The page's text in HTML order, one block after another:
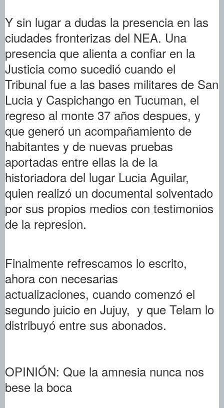
Y sin lugar a dudas la presencia en las
ciudades fronterizas del NEA. Una
presencia que alienta a confiar en la
Justicia como sucedió cuando el
Tribunal fue a las bases militares de San
Lucia y Caspichango en Tucuman, el
regreso al monte 37 años despues, y
que generó un acompañamiento de
habitantes y de nuevas pruebas
aportadas entre ellas la de la
historiadora del lugar Lucia Aguilar,
quien realizó un documental solventado
por sus propios medios con testimonios
de la represion.
Finalmente refrescamos lo escrito,
ahora con necesarias
actualizaciones, cuando comenzó el
segundo juicio en Jujuy, y que Telam lo
distribuyó entre sus abonados.
OPINIÓN: Que la amnesia nunca nos
bese la boca